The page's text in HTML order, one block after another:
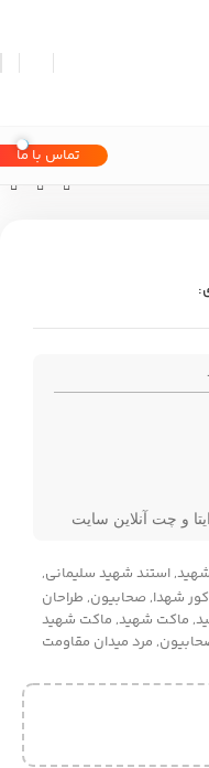
تماس با ما
و چت آنلاین سایت
,استند شهید سلیمانی,
شهدا, صحابیون, طراحان
, ماکت شهید, ماکت شهید
, مرد میدان مقاومت